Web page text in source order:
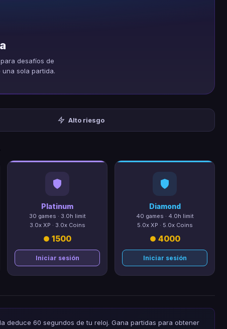
para desafíos de
sola partida.
Alto riesgo
Platinum
30 games · 3.0h limit
3.0x XP · 3.0x Coins
1500
Iniciar sesión
Diamond
40 games · 4.0h limit
5.0x XP · 5.0x Coins
4000
Iniciar sesión
deduce 60 segundos de tu reloj. Gana partidas para obtener